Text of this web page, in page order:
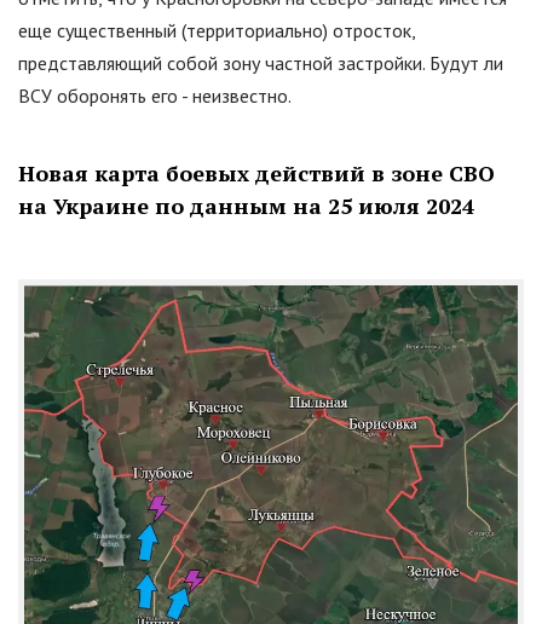
еще существенный (территориально) отросток,
представляющий собой зону частной застройки. Будут ли
ВСУ оборонять его - неизвестно.
Новая карта боевых действий в зоне СВО
на Украине по данным на 25 июля 2024